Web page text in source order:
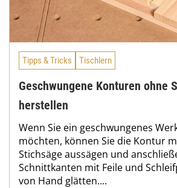
Tipps & Tricks Tischlern
Geschwungene Konturen ohne
herstellen
Wenn Sie ein geschwungenes
möchten, können Sie die Kontur
Stichsäge aussägen und
Schnittkanten mit Feile und
von Hand glätten....